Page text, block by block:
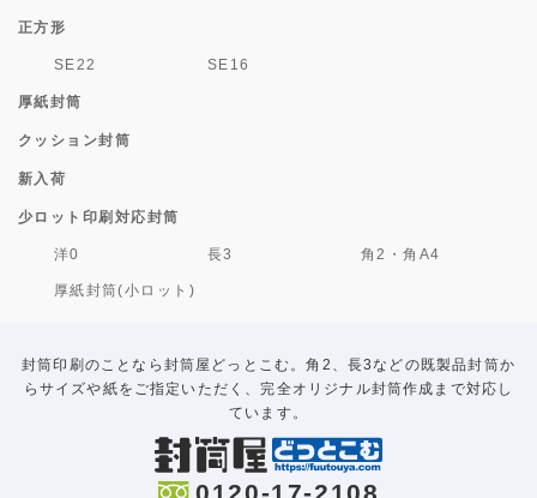
正方形
SE22 SE16
厚紙封筒
クッション封筒
新入荷
少ロット印刷対応封筒
洋0 長3 角2・角A4
厚紙封筒(小ロット)
封筒印刷のことなら封筒屋どっとこむ。角2、長3などの既製品封筒か
らサイズや紙をご指定いただく、完全オリジナル封筒作成まで対応し
ています。